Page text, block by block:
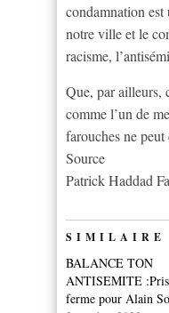
condamnation
notre ville et le
racisme,
Que, par ailleurs,
comme l’un de
farouches ne peut
Source
Patrick Haddad
SIMILAIRE
BALANCE TON
ANTISEMITE
ferme pour Alain